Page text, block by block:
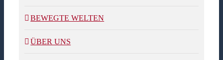
BEWEGTE WELTEN
ÜBER UNS